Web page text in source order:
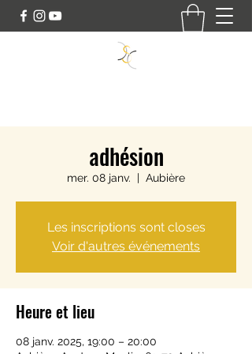
adhésion
mer. 08 janv.
  |
Aubière
Les inscriptions sont closes
Voir d'autres événements
Heure et lieu
08 janv. 2025, 19:00 – 20:00